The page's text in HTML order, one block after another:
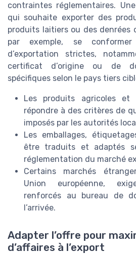
contraintes réglementaires.
qui souhaite exporter des
produits laitiers ou des denrées
par exemple, se
d’exportation strictes,
certificat d’origine ou de
spécifiques selon le pays tiers
Les produits agricoles et
répondre à des critères de
imposés par les autorités
Les emballages,
être traduits et adaptés
réglementation du marché
Certains marchés
Union européenne,
renforcés au bureau de
l’arrivée.
Adapter l’offre pour
d’affaires à l’export